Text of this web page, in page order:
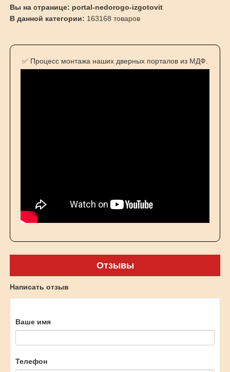
Вы на странице: portal-nedorogo-izgotovit
В данной категории: 163168 товаров
✅ Процесс монтажа наших дверных порталов из МДФ.
Отзывы
Написать отзыв
Ваше имя
Телефон